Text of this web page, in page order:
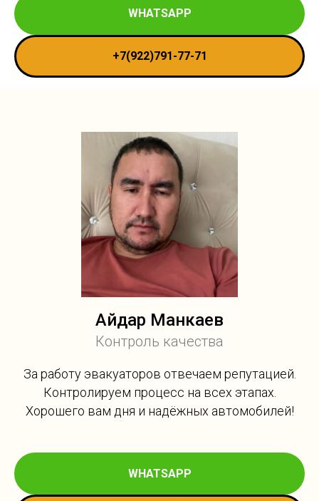
WHATSAPP
+7(922)791-77-71
Айдар Манкаев
Контроль качества
За работу эвакуаторов отвечаем репутацией.
Контролируем процесс на всех этапах.
Хорошего вам дня и надёжных автомобилей!
WHATSAPP